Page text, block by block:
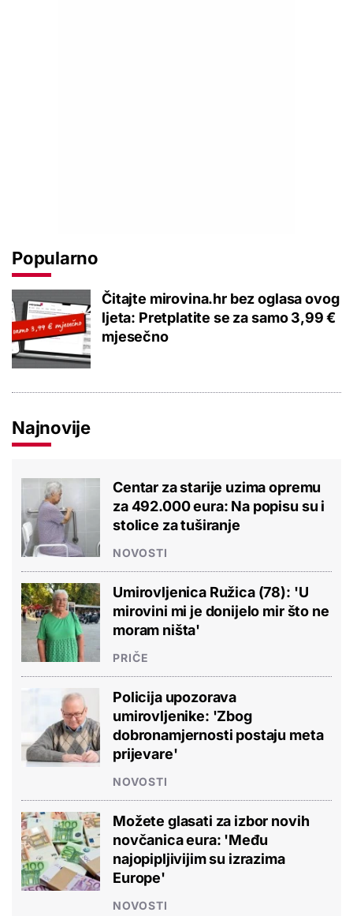
Popularno
Čitajte mirovina.hr bez oglasa ovog
ljeta: Pretplatite se za samo 3,99 €
mjesečno
Najnovije
Centar za starije uzima opremu
za 492.000 eura: Na popisu su i
stolice za tuširanje
NOVOSTI
Umirovljenica Ružica (78): 'U
mirovini mi je donijelo mir što ne
moram ništa'
PRIČE
Policija upozorava
umirovljenike: 'Zbog
dobronamjernosti postaju meta
prijevare'
NOVOSTI
Možete glasati za izbor novih
novčanica eura: 'Među
najopipljivijim su izrazima
Europe'
NOVOSTI